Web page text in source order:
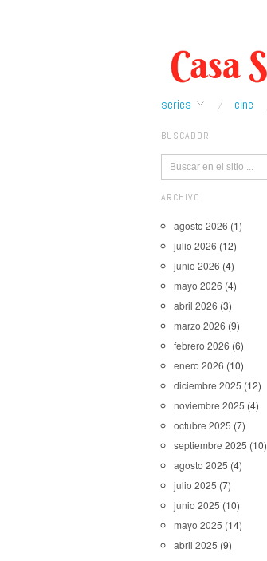
series cine
BUSCADOR
ARCHIVO
agosto 2026 (1)
julio 2026 (12)
junio 2026 (4)
mayo 2026 (4)
abril 2026 (3)
marzo 2026 (9)
febrero 2026 (6)
enero 2026 (10)
diciembre 2025 (12)
noviembre 2025 (4)
octubre 2025 (7)
septiembre 2025 (10)
agosto 2025 (4)
julio 2025 (7)
junio 2025 (10)
mayo 2025 (14)
abril 2025 (9)